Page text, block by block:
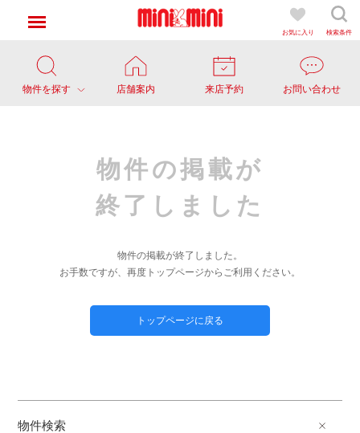
お気に入り 検索条件
物件を探す 店舗案内 来店予約 お問い合わせ
物件の掲載が
終了しました
物件の掲載が終了しました。
お手数ですが、再度トップページからご利用ください。
トップページに戻る
物件検索